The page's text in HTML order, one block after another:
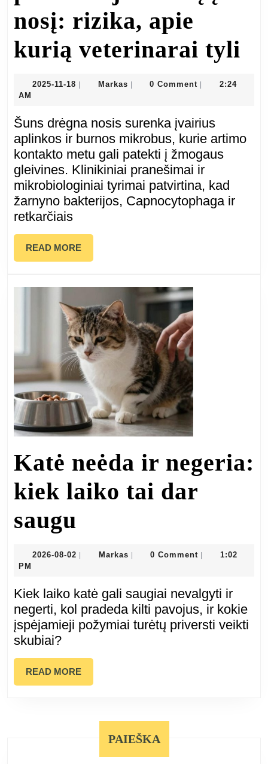
nosį: rizika, apie
kurią veterinarai tyli
2025-11-18 2025-
MarkasMarkas0 Comment
2:24
AM
Šuns drėgna nosis surenka įvairius
aplinkos ir burnos mikrobus, kurie artimo
kontakto metu gali patekti į žmogaus
gleivines. Klinikiniai pranešimai ir
mikrobiologiniai tyrimai patvirtina, kad
žarnyno bakterijos, Capnocytophaga ir
retkarčiais
READ MOREREAD
MORE
Katė neėda ir negeria:
kiek laiko tai dar
saugu
neėda
negeria:
kiek
laiko
tai
dar
saugu
2026-08-02 2026-
MarkasMarkas0 Comment
1:02
PM
Kiek laiko katė gali saugiai nevalgyti ir
negerti, kol pradeda kilti pavojus, ir kokie
įspėjamieji požymiai turėtų priversti veikti
skubiai?
READ MOREREAD
MORE
PAIEŠKA